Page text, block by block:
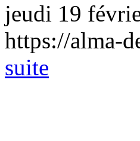
jeudi 19
https://alma-
suite